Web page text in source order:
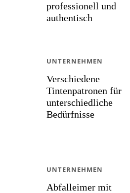
professionell und
authentisch
Verschiedene
Tintenpatronen für
unterschiedliche
Bedürfnisse
UNTERNEHMEN
Abfalleimer mit
UNTERNEHMEN